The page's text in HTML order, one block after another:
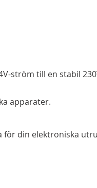
ström till en stabil
apparater.
för din elektroniska